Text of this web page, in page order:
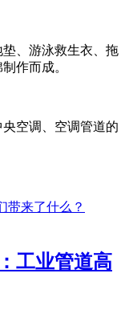
、游泳救生衣、拖
而成。
空调、空调管道的
带来了什么？
工业管道高